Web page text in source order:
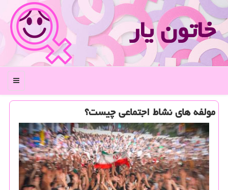
خاتون یار
منو
مولفه های نشاط اجتماعی چیست؟